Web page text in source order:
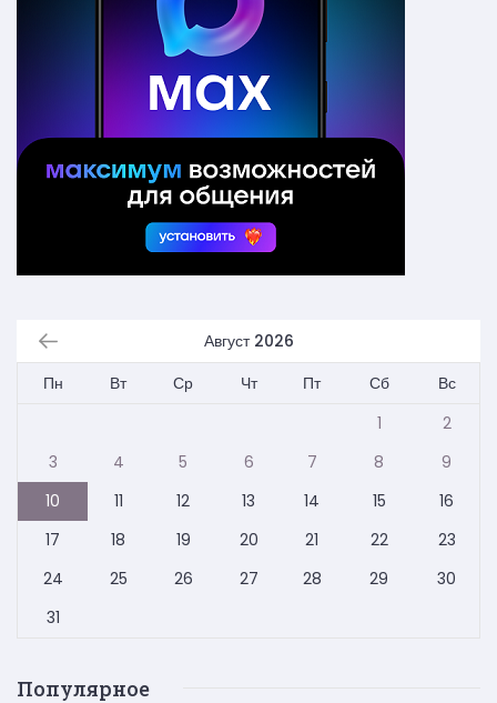
Август 2026
Пн
Вт Ср Чт Пт Сб
Вс
1
2
3
4 5 6 7 8
9
10
11 12 13 14 15
16
17
18 19 20 21 22
23
24
25 26 27 28 29
30
31
Популярное